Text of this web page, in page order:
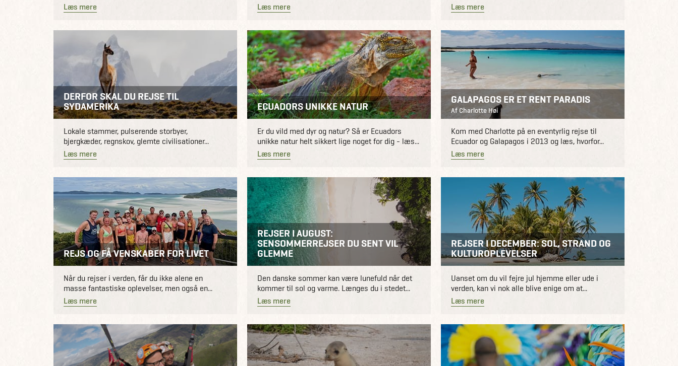
Læs mere
Læs mere
Læs mere
DERFOR SKAL DU REJSE TIL
SYDAMERIKA
Lokale stammer, pulserende storbyer,
bjergkæder, regnskov, glemte civilisationer...
Læs mere
ECUADORS UNIKKE NATUR
Er du vild med dyr og natur? Så er Ecuadors
unikke natur helt sikkert lige noget for dig - læs...
Læs mere
GALAPAGOS ER ET RENT PARADIS
Af Charlotte Høi
Kom med Charlotte på en eventyrlig rejse til
Ecuador og Galapagos i 2013 og læs, hvorfor...
Læs mere
REJS OG FÅ VENSKABER FOR LIVET
Når du rejser i verden, får du ikke alene en
masse fantastiske oplevelser, men også en...
Læs mere
REJSER I AUGUST:
SENSOMMERREJSER DU SENT VIL
GLEMME
Den danske sommer kan være lunefuld når det
kommer til sol og varme. Længes du i stedet...
Læs mere
REJSER I DECEMBER: SOL, STRAND OG
KULTUROPLEVELSER
Uanset om du vil fejre jul hjemme eller ude i
verden, kan vi nok alle blive enige om at...
Læs mere